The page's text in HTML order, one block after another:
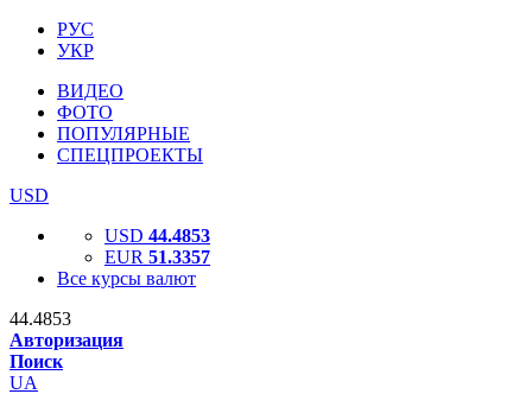
РУС
УКР
ВИДЕО
ФОТО
ПОПУЛЯРНЫЕ
СПЕЦПРОЕКТЫ
USD
USD 44.4853
EUR 51.3357
Все курсы валют
44.4853
Авторизация
Поиск
UA